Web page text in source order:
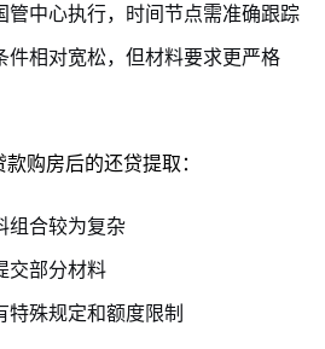
管中心执行，时间节点需准确跟踪
件相对宽松，但材料要求更严格
购房后的还贷提取：
组合较为复杂
交部分材料
殊规定和额度限制